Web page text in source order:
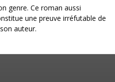
genre. Ce roman aussi
une preuve irréfutable de
auteur.